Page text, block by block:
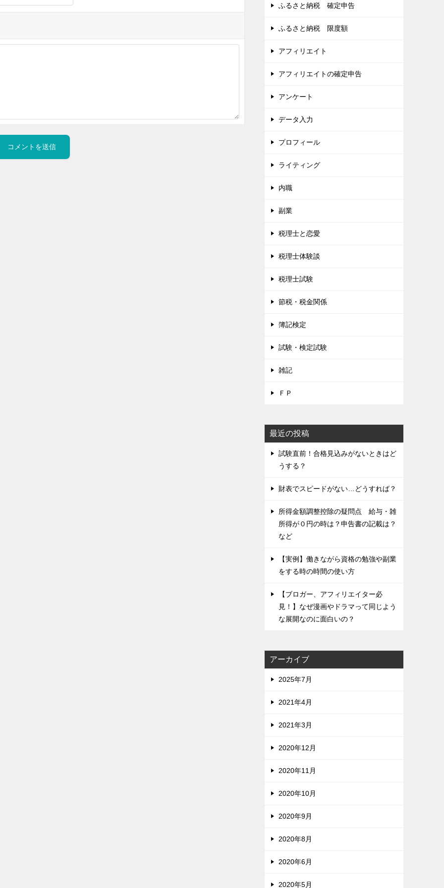
ふるさと納税 確定申告
ふるさと納税 限度額
アフィリエイト
アフィリエイトの確定申告
アンケート
データ入力
プロフィール
ライティング
内職
副業
税理士と恋愛
税理士体験談
税理士試験
節税・税金関係
簿記検定
試験・検定試験
雑記
ＦＰ
最近の投稿
試験直前！合格見込みがないときはど
うする？
財表でスピードがない…どうすれば？
所得金額調整控除の疑問点 給与・雑
所得が０円の時は？申告書の記載は？
など
【実例】働きながら資格の勉強や副業
をする時の時間の使い方
【ブロガー、アフィリエイター必
見！】なぜ漫画やドラマって同じよう
な展開なのに面白いの？
アーカイブ
2025年7月
2021年4月
2021年3月
2020年12月
2020年11月
2020年10月
2020年9月
2020年8月
2020年6月
2020年5月